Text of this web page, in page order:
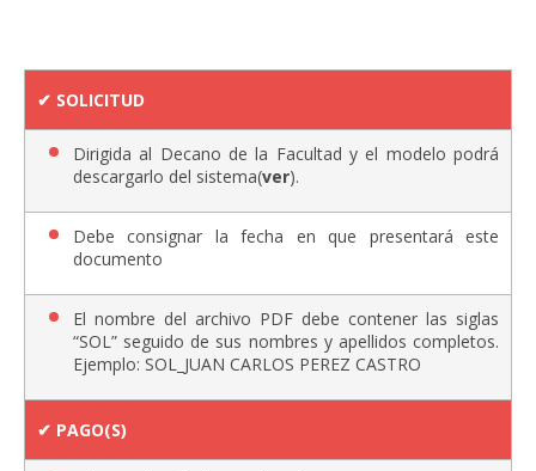
✔︎ SOLICITUD
Dirigida al Decano de la Facultad y el modelo podrá
descargarlo del sistema(ver).
Debe consignar la fecha en que presentará este
documento
El nombre del archivo PDF debe contener las siglas
“SOL” seguido de sus nombres y apellidos completos.
Ejemplo: SOL_JUAN CARLOS PEREZ CASTRO
✔︎ PAGO(S)